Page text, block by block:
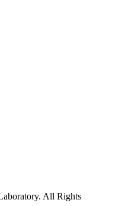
All Rights